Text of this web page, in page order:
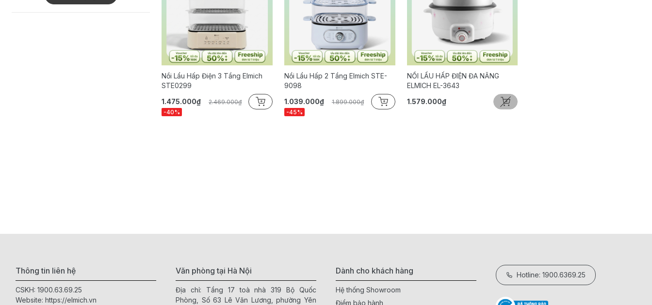
Nồi Lẩu Hấp Điện 3 Tầng Elmich
STE0299
1.475.000₫
2.469.000₫
-40%
Nồi Lẩu Hấp 2 Tầng Elmich STE-
9098
1.039.000₫
1.899.000₫
-45%
NỒI LẨU HẤP ĐIỆN ĐA NĂNG
ELMICH EL-3643
1.579.000₫
Thông tin liên hệ
CSKH: 1900.63.69.25
Website: https://elmich.vn
Văn phòng tại Hà Nội
Địa chỉ: Tầng 17 toà nhà 319 Bộ Quốc
Phòng, Số 63 Lê Văn Lương, phường Yên
Dành cho khách hàng
Hệ thống Showroom
Điểm bảo hành
Hotline: 1900.6369.25